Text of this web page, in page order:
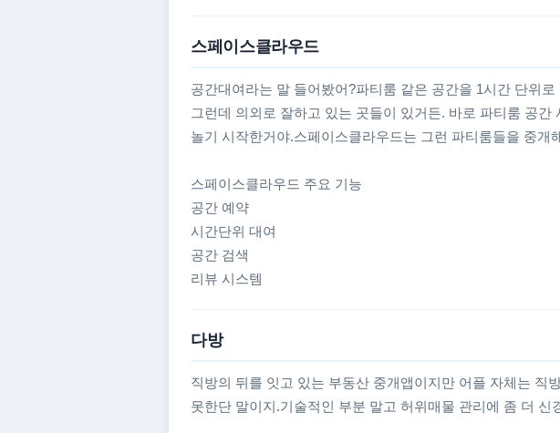
스페이스클라우드
공간대여라는 말 들어봤어?파티룸 같은 공간을 1시간 단위
그런데 의외로 잘하고 있는 곳들이 있거든. 바로 파티룸 공
놀기 시작한거야.스페이스클라우드는 그런 파티룸들을 중개
스페이스클라우드 주요 기능
공간 예약
시간단위 대여
공간 검색
리뷰 시스템
다방
직방의 뒤를 잇고 있는 부동산 중개앱이지만 어플 자체는 직
못한단 말이지.기술적인 부분 말고 허위매물 관리에 좀 더 신